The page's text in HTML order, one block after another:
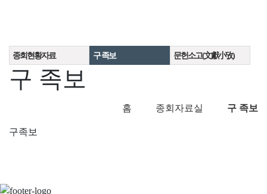
종회현황자료 구 족보 문헌소고(文獻小攷)
구 족보
홈 종회자료실 구 족보
구족보